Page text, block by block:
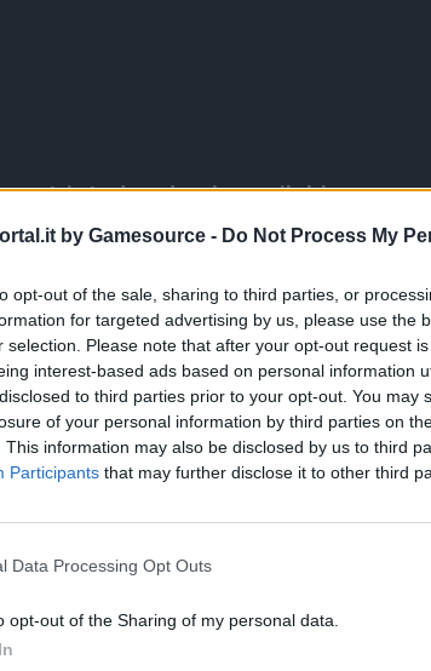
by Gamesource - Do Not Process My
opt-out of the sale, sharing to third parties, or
for targeted advertising by us, please use the
selection. Please note that after your opt-out request
interest-based ads based on personal information
to third parties prior to your opt-out. You may
of your personal information by third parties on
This information may also be disclosed by us to third
Participants that may further disclose it to other third
Data Processing Opt Outs
opt-out of the Sharing of my personal data.
esibiti artwork e sketch della serie
per questa edizione.
in Giappone il 31 Ottobre 2019 su
in Primavera 2020.